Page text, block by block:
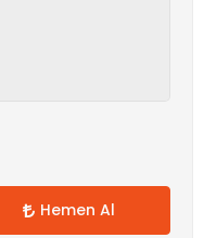
Hemen Al